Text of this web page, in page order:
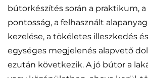
bútorkészítés során a praktikum, a
pontosság, a felhasznált
kezelése, a tökéletes illeszkedés
egységes megjelenés alapvető
ezután következik. A jó bútor a